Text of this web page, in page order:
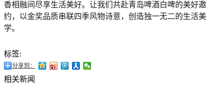
香相融间尽享生活美好。让我们共赴青岛啤酒白啤的美好邀
约，以金奖品质串联四季风物诗意，创造独一无二的生活美
学。
标签:
分享到：
相关新闻